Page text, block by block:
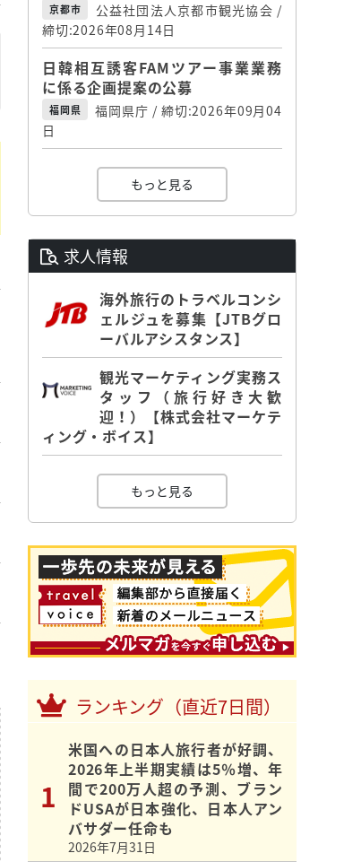
京都市
公益社団法人京都市観光協会 /
締切:2026年08月14日
日韓相互誘客FAMツアー事業業務
に係る企画提案の公募
福岡県
福岡県庁 / 締切:2026年09月04
日
もっと見る
求人情報
海外旅行のトラベルコンシ
ェルジュを募集【JTBグロ
ーバルアシスタンス】
観光マーケティング実務ス
タッフ（旅行好き大歓
迎！）【株式会社マーケテ
ィング・ボイス】
もっと見る
ランキング（直近7日間）
米国への日本人旅行者が好調、
2026年上半期実績は5％増、年
間で200万人超の予測、ブラン
ドUSAが日本強化、日本人アン
バサダー任命も
2026年7月31日